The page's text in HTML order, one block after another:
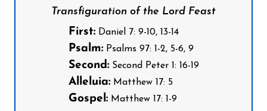
Transfiguration of the Lord Feast
First:Daniel 7: 9-10, 13-14
Psalm:Psalms 97: 1-2, 5-6, 9
Second:Second Peter 1: 16-19
Alleluia:Matthew 17: 5
Gospel:Matthew 17: 1-9